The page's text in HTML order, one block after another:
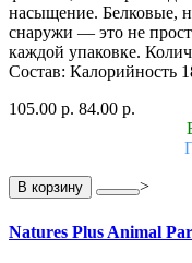
насыщение. Белковые,
снаружи — это не
каждой упаковке.
Состав: Калорийность
105.00 р. 84.00 р.
В корзину >
Natures Plus Animal